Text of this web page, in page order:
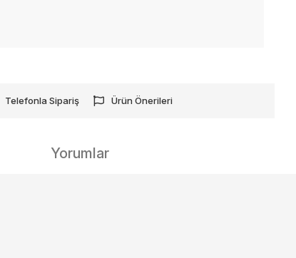
Telefonla Sipariş Ürün Önerileri
Yorumlar